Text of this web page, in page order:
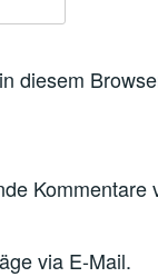
diesem
Kommentare
via E-Mail.